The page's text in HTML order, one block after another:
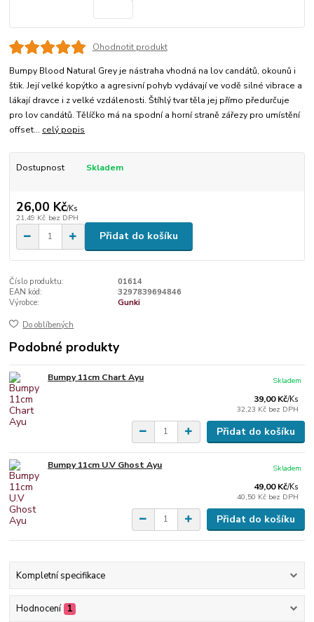
Ohodnotit produkt
Bumpy Blood Natural Grey je nástraha vhodná na lov candátů, okounů i
štik. Její velké kopýtko a agresivní pohyb vydávají ve vodě silné vibrace a
lákají dravce i z velké vzdálenosti. Štíhlý tvar těla jej přímo předurčuje
pro lov candátů. Tělíčko má na spodní a horní straně zářezy pro umístění
offset... celý popis
Dostupnost Skladem
26,00 Kč/Ks
21,49 Kč bez DPH
Přidat do košíku
Číslo produktu:
01614
EAN kód:
3297839694846
Výrobce:
Gunki
Do oblíbených
Podobné produkty
Bumpy 11cm Chart Ayu
39,00 Kč/Ks
32,23 Kč bez DPH
Skladem
Přidat do košíku
Bumpy 11cm U.V Ghost Ayu
49,00 Kč/Ks
40,50 Kč bez DPH
Skladem
Přidat do košíku
Kompletní specifikace
Hodnocení 1